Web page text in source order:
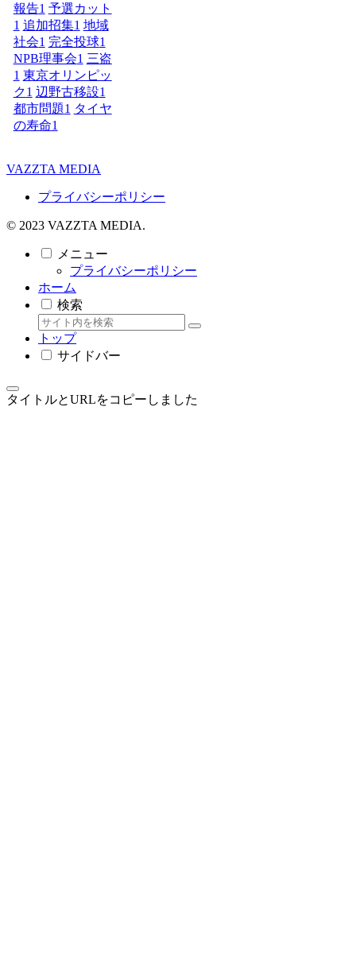
報告1 予選カット
1 追加招集1 地域
社会1 完全投球1
NPB理事会1 三盗
1 東京オリンピッ
ク1 辺野古移設1
都市問題1 タイヤ
の寿命1
VAZZTA MEDIA
プライバシーポリシー
© 2023 VAZZTA MEDIA.
メニュー
プライバシーポリシー
ホーム
検索
トップ
サイドバー
タイトルとURLをコピーしました